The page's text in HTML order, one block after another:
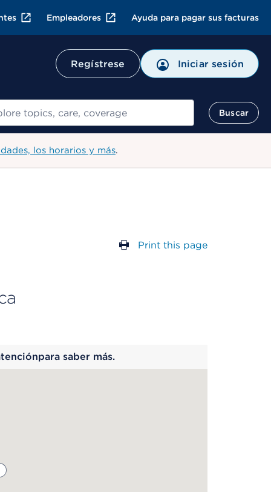
Empleadores Ayuda para pagar sus facturas
Regístrese Iniciar sesión
Buscar
los horarios y más.
Print this page
saber más.